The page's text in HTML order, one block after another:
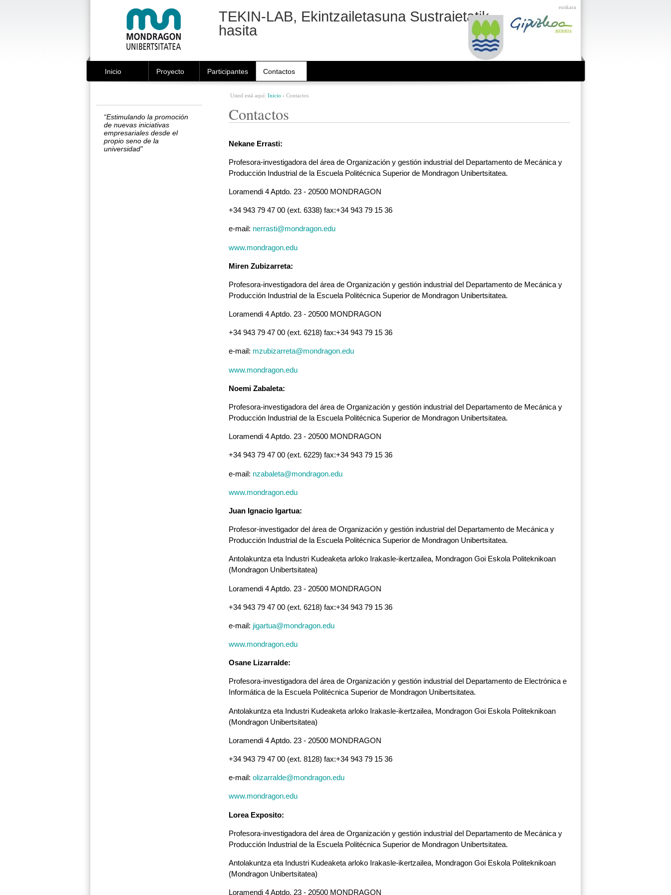
euskara
navegación
TEKIN-LAB, Ekintzailetasuna Sustraietatik
hasita
Navegación
Inicio Proyecto Participantes Contactos
Usted está aquí: Inicio › Contactos
Contactos
Nekane Errasti:
Profesora-investigadora del área de Organización y gestión industrial del Departamento de Mecánica y
Producción Industrial de la Escuela Politécnica Superior de Mondragon Unibertsitatea.
Loramendi 4 Aptdo. 23 - 20500 MONDRAGON
+34 943 79 47 00 (ext. 6338) fax:+34 943 79 15 36
e-mail: nerrasti@mondragon.edu
www.mondragon.edu
Miren Zubizarreta:
Profesora-investigadora del área de Organización y gestión industrial del Departamento de Mecánica y
Producción Industrial de la Escuela Politécnica Superior de Mondragon Unibertsitatea.
Loramendi 4 Aptdo. 23 - 20500 MONDRAGON
+34 943 79 47 00 (ext. 6218) fax:+34 943 79 15 36
e-mail: mzubizarreta@mondragon.edu
www.mondragon.edu
Noemi Zabaleta:
Profesora-investigadora del área de Organización y gestión industrial del Departamento de Mecánica y
Producción Industrial de la Escuela Politécnica Superior de Mondragon Unibertsitatea.
Loramendi 4 Aptdo. 23 - 20500 MONDRAGON
+34 943 79 47 00 (ext. 6229) fax:+34 943 79 15 36
e-mail: nzabaleta@mondragon.edu
www.mondragon.edu
Juan Ignacio Igartua:
Profesor-investigador del área de Organización y gestión industrial del Departamento de Mecánica y
Producción Industrial de la Escuela Politécnica Superior de Mondragon Unibertsitatea.
Antolakuntza eta Industri Kudeaketa arloko Irakasle-ikertzailea, Mondragon Goi Eskola Politeknikoan
(Mondragon Unibertsitatea)
Loramendi 4 Aptdo. 23 - 20500 MONDRAGON
+34 943 79 47 00 (ext. 6218) fax:+34 943 79 15 36
e-mail: jigartua@mondragon.edu
www.mondragon.edu
Osane Lizarralde:
Profesora-investigadora del área de Organización y gestión industrial del Departamento de Electrónica e
Informática de la Escuela Politécnica Superior de Mondragon Unibertsitatea.
Antolakuntza eta Industri Kudeaketa arloko Irakasle-ikertzailea, Mondragon Goi Eskola Politeknikoan
(Mondragon Unibertsitatea)
Loramendi 4 Aptdo. 23 - 20500 MONDRAGON
+34 943 79 47 00 (ext. 8128) fax:+34 943 79 15 36
e-mail:olizarralde@mondragon.edu
www.mondragon.edu
Lorea Exposito:
Profesora-investigadora del área de Organización y gestión industrial del Departamento de Mecánica y
Producción Industrial de la Escuela Politécnica Superior de Mondragon Unibertsitatea.
Antolakuntza eta Industri Kudeaketa arloko Irakasle-ikertzailea, Mondragon Goi Eskola Politeknikoan
(Mondragon Unibertsitatea)
Loramendi 4 Aptdo. 23 - 20500 MONDRAGON
“Estimulando la promoción
de nuevas iniciativas
empresariales desde el
propio seno de la
universidad”